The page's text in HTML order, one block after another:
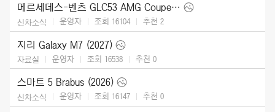
메르세데스-벤츠 GLC53 AMG Coupe (2027)
신차소식 운영자 조회 16104 추천 2
지리 Galaxy M7 (2027)
자료실 운영자 조회 16538 추천 0
스마트 5 Brabus (2026)
신차소식 운영자 조회 16147 추천 0